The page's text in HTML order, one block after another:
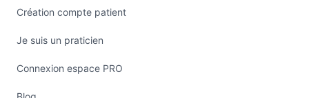
Création compte patient
Je suis un praticien
Connexion espace PRO